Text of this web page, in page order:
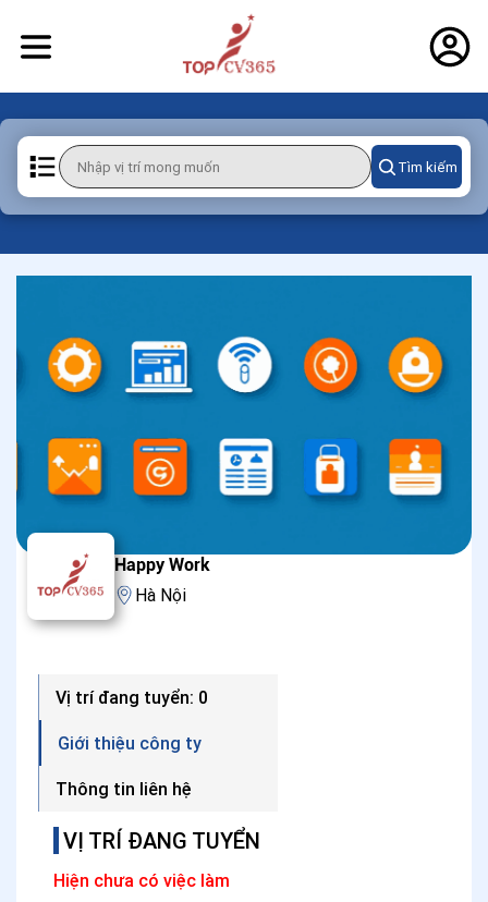
Tìm kiếm
Happy Work
Hà Nội
VỊ TRÍ ĐANG TUYỂN
Hiện chưa có việc làm
Vị trí đang tuyển: 0
Giới thiệu công ty
Thông tin liên hệ